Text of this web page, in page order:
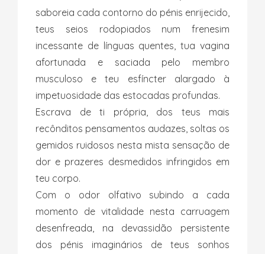
saboreia cada contorno do pénis enrijecido,
teus seios rodopiados num frenesim
incessante de línguas quentes, tua vagina
afortunada e saciada pelo membro
musculoso e teu esfíncter alargado à
impetuosidade das estocadas profundas.
Escrava de ti própria, dos teus mais
recônditos pensamentos audazes, soltas os
gemidos ruidosos nesta mista sensação de
dor e prazeres desmedidos infringidos em
teu corpo.
Com o odor olfativo subindo a cada
momento de vitalidade nesta carruagem
desenfreada, na devassidão persistente
dos pénis imaginários de teus sonhos